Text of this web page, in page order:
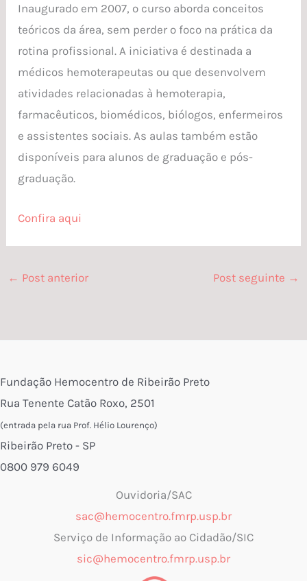
Inaugurado em 2007, o curso aborda conceitos
teóricos da área, sem perder o foco na prática da
rotina profissional. A iniciativa é destinada a
médicos hemoterapeutas ou que desenvolvem
atividades relacionadas à hemoterapia,
farmacêuticos, biomédicos, biólogos, enfermeiros
e assistentes sociais. As aulas também estão
disponíveis para alunos de graduação e pós-
graduação.
Confira aqui
← Post anterior Post seguinte →
Fundação Hemocentro de Ribeirão Preto
Rua Tenente Catão Roxo, 2501
(entrada pela rua Prof. Hélio Lourenço)
Ribeirão Preto - SP
0800 979 6049
Ouvidoria/SAC
sac@hemocentro.fmrp.usp.br
Serviço de Informação ao Cidadão/SIC
sic@hemocentro.fmrp.usp.br